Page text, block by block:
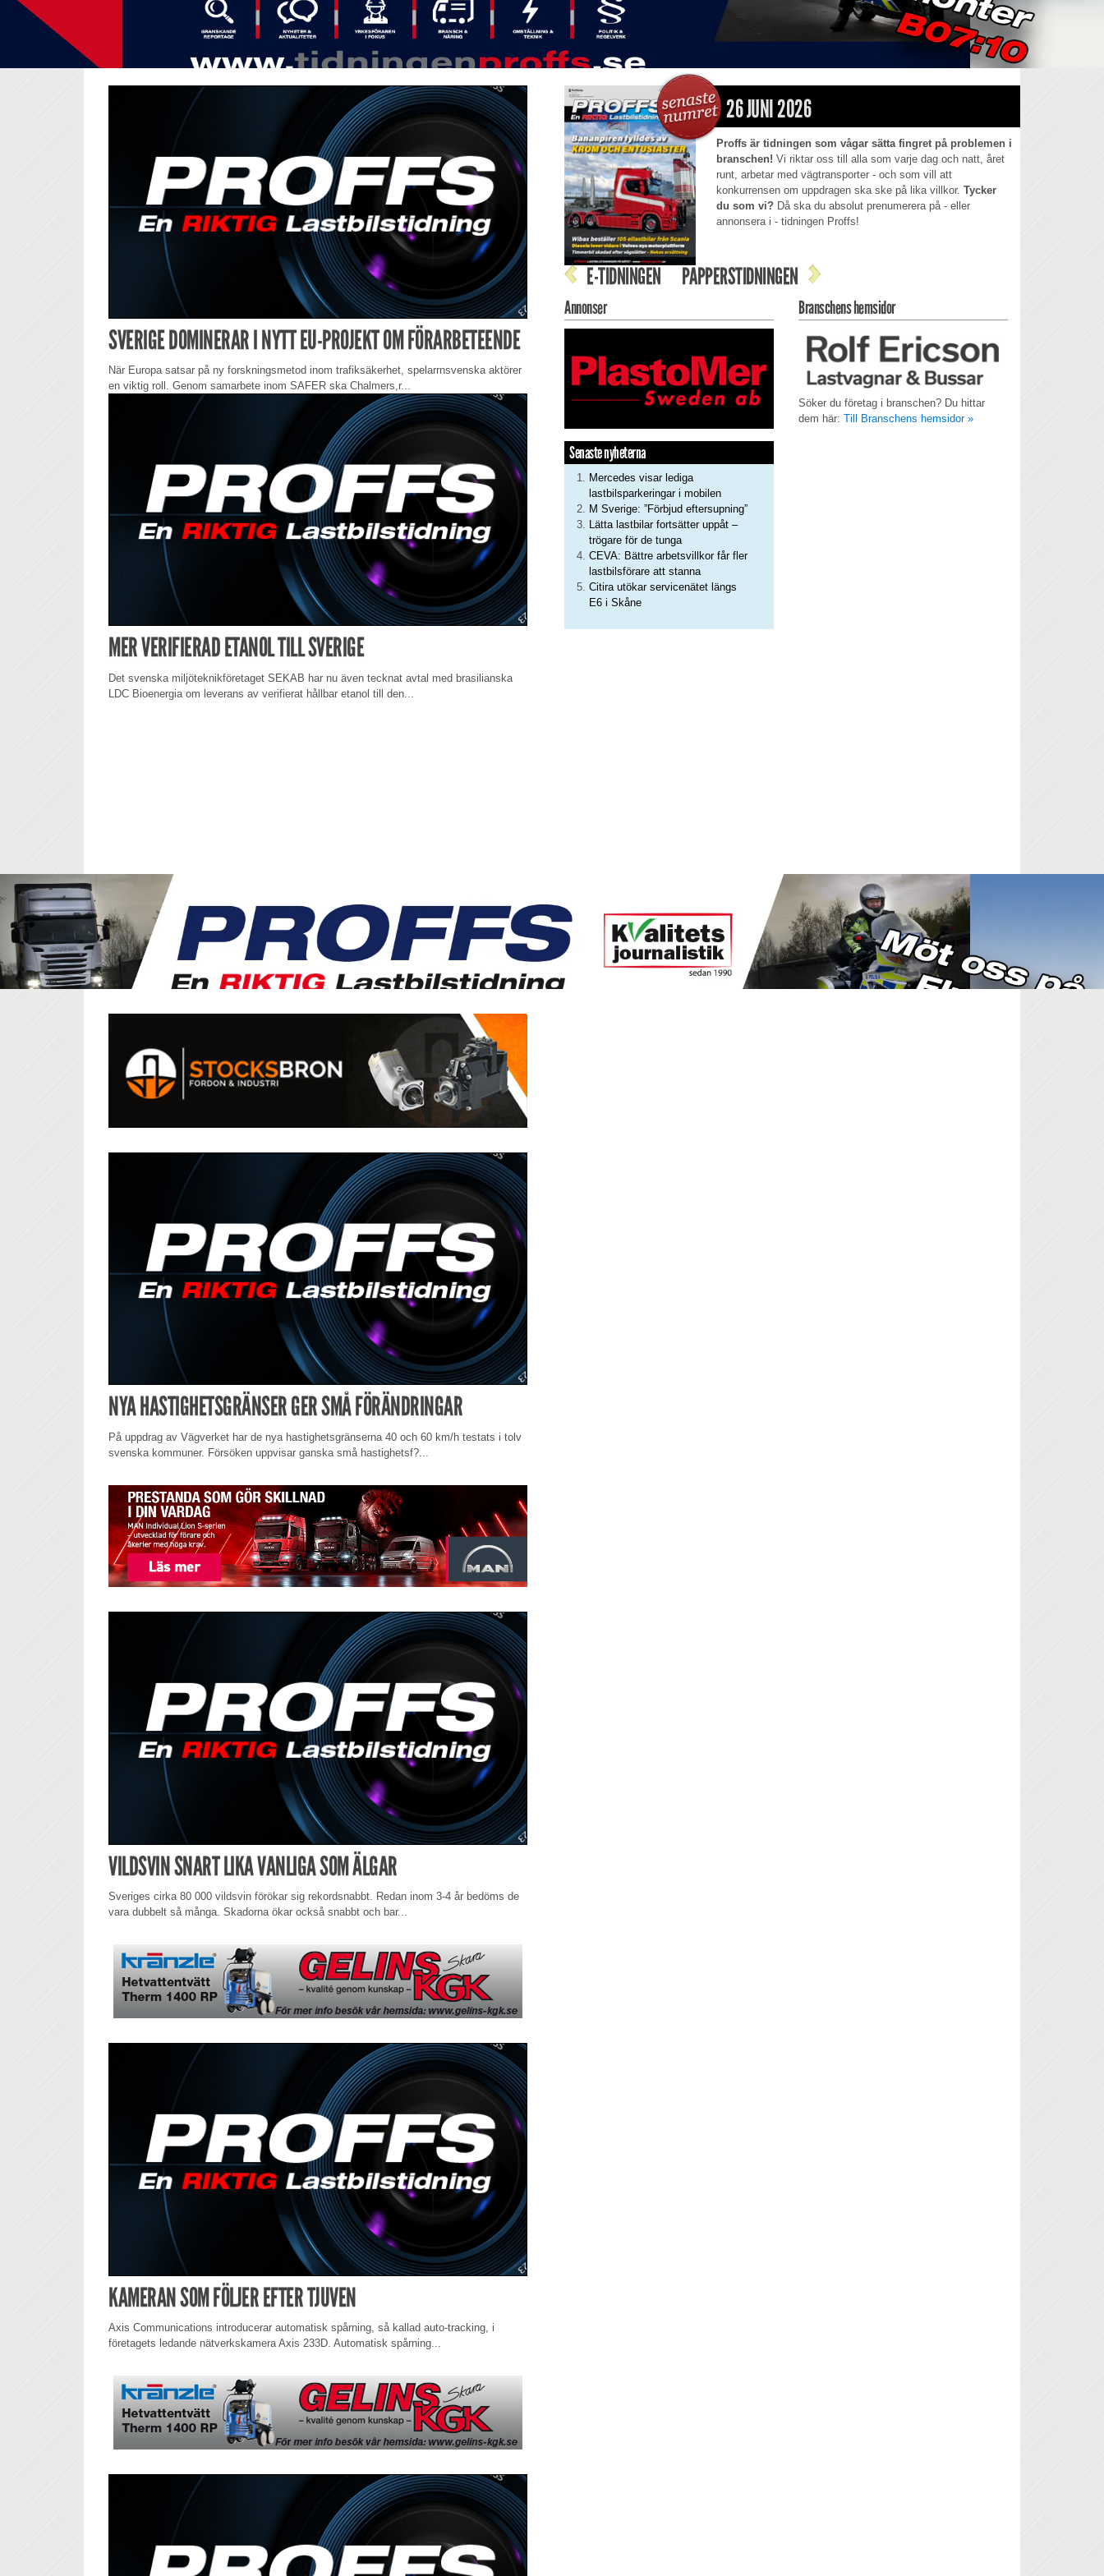
SVERIGE DOMINERAR I NYTT EU-PROJEKT OM FÖRARBETEENDE
När Europa satsar på ny forskningsmetod inom trafiksäkerhet, spelarrnsvenska aktörer
en viktig roll. Genom samarbete inom SAFER ska Chalmers,r...
MER VERIFIERAD ETANOL TILL SVERIGE
Det svenska miljöteknikföretaget SEKAB har nu även tecknat avtal med brasilianska
LDC Bioenergia om leverans av verifierat hållbar etanol till den...
NYA HASTIGHETSGRÄNSER GER SMÅ FÖRÄNDRINGAR
På uppdrag av Vägverket har de nya hastighetsgränserna 40 och 60 km/h testats i tolv
svenska kommuner. Försöken uppvisar ganska små hastighetsf?...
VILDSVIN SNART LIKA VANLIGA SOM ÄLGAR
Sveriges cirka 80 000 vildsvin förökar sig rekordsnabbt. Redan inom 3-4 år bedöms de
vara dubbelt så många. Skadorna ökar också snabbt och bar...
KAMERAN SOM FÖLJER EFTER TJUVEN
Axis Communications introducerar automatisk spårning, så kallad auto-tracking, i
företagets ledande nätverkskamera Axis 233D. Automatisk spårning...
26 JUNI 2026
Proffs är tidningen som vågar sätta fingret på problemen i
branschen! Vi riktar oss till alla som varje dag och natt, året
runt, arbetar med vägtransporter - och som vill att
konkurrensen om uppdragen ska ske på lika villkor. Tycker
du som vi? Då ska du absolut prenumerera på - eller
annonsera i - tidningen Proffs!
E-TIDNINGEN PAPPERSTIDNINGEN
Annonser
Senaste nyheterna
Mercedes visar lediga
lastbilsparkeringar i mobilen
M Sverige: ”Förbjud eftersupning”
Lätta lastbilar fortsätter uppåt –
trögare för de tunga
CEVA: Bättre arbetsvillkor får fler
lastbilsförare att stanna
Citira utökar servicenätet längs
E6 i Skåne
Branschens hemsidor
Söker du företag i branschen? Du hittar
dem här: Till Branschens hemsidor »